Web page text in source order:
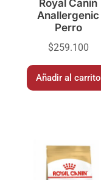
Royal Canin
Anallergenic
Perro
$259.100
Añadir al carrito